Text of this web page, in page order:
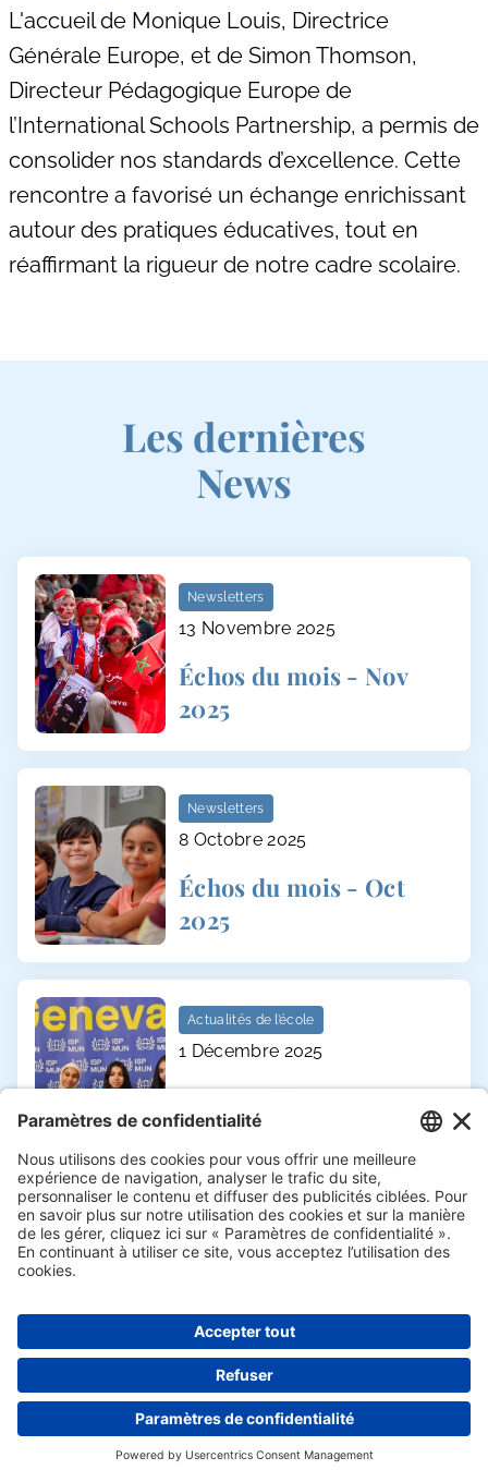
Demander des informations
L'accueil de Monique Louis, Directrice
Générale Europe, et de Simon Thomson,
Directeur Pédagogique Europe de
l’International Schools Partnership, a permis de
consolider nos standards d’excellence. Cette
rencontre a favorisé un échange enrichissant
autour des pratiques éducatives, tout en
réaffirmant la rigueur de notre cadre scolaire.
Les dernières
News
Newsletters
13 Novembre 2025
Échos du mois - Nov
2025
Newsletters
8 Octobre 2025
Échos du mois - Oct
2025
Actualités de l’école
1 Décembre 2025
Quatre élèves de
Charles Péguy
reviennent du MUN
Genève